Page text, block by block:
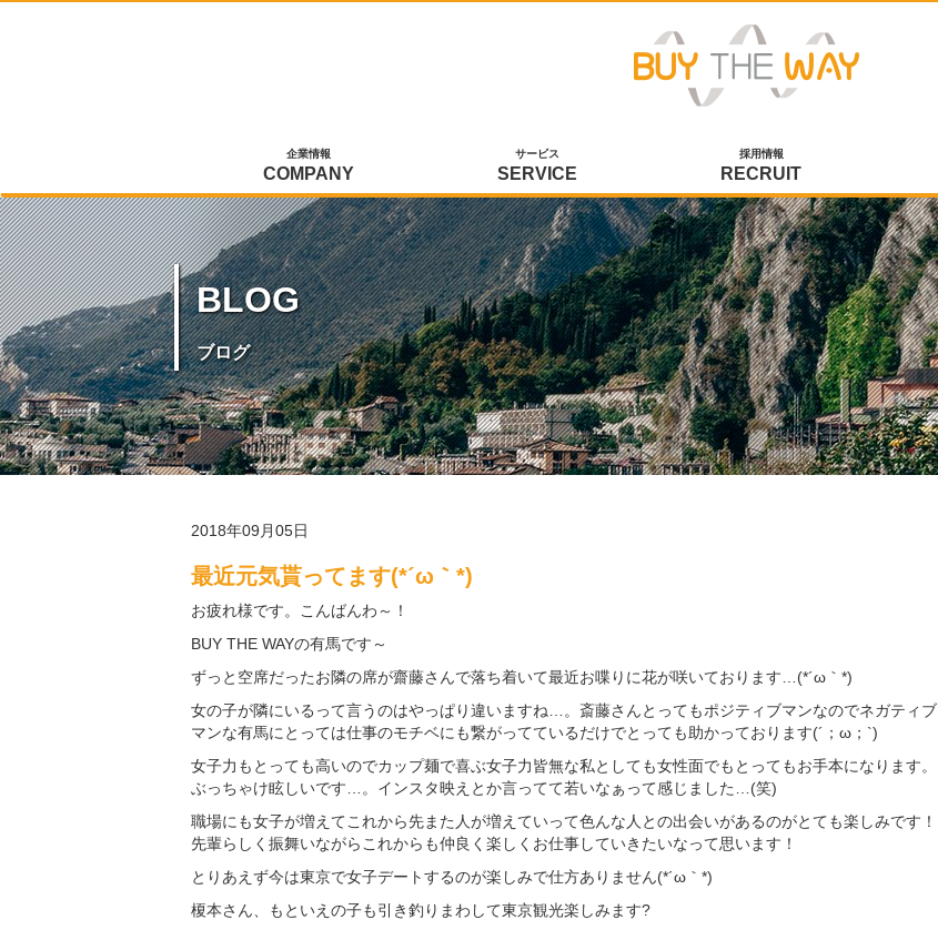
企業情報
COMPANY
サービス
SERVICE
採用情報
RECRUIT
BLOG
ブログ
2018年09月05日
最近元気貰ってます(*´ω｀*)
お疲れ様です。こんばんわ～！
BUY THE WAYの有馬です～
ずっと空席だったお隣の席が齋藤さんで落ち着いて最近お喋りに花が咲いております…(*´ω｀*)
女の子が隣にいるって言うのはやっぱり違いますね…。斎藤さんとってもポジティブマンなのでネガティブ
マンな有馬にとっては仕事のモチベにも繋がってているだけでとっても助かっております(´；ω；`)
女子力もとっても高いのでカップ麺で喜ぶ女子力皆無な私としても女性面でもとってもお手本になります。
ぶっちゃけ眩しいです…。インスタ映えとか言ってて若いなぁって感じました…(笑)
職場にも女子が増えてこれから先また人が増えていって色んな人との出会いがあるのがとても楽しみです！
先輩らしく振舞いながらこれからも仲良く楽しくお仕事していきたいなって思います！
とりあえず今は東京で女子デートするのが楽しみで仕方ありません(*´ω｀*)
榎本さん、もといえの子も引き釣りまわして東京観光楽しみます?